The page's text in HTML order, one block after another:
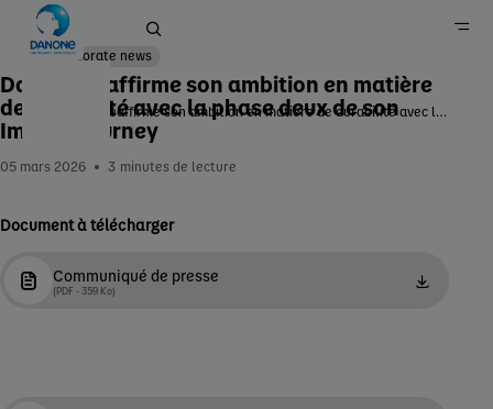
Newsroom
Danone réaffirme son ambition en matière de durabilité avec la phase deux de son Impact Journey
05 mars 2026 3 minutes de lecture
Danone réaffirme son ambition en matière
de durabilité avec la phase deux de son
Impact Journey
Corporate news
Document à télécharger
Communiqué de presse
(PDF - 359 Ko)